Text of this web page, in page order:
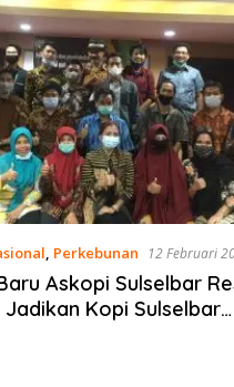
, Perkebunan 12 Februari
Askopi Sulselbar
Kopi Sulselbar